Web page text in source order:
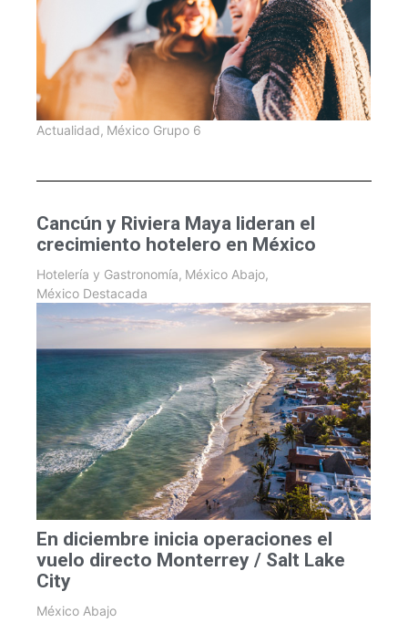
Actualidad, México Grupo 6
Cancún y Riviera Maya lideran el
crecimiento hotelero en México
Hotelería y Gastronomía, México Abajo,
México Destacada
En diciembre inicia operaciones el
vuelo directo Monterrey / Salt Lake
City
México Abajo